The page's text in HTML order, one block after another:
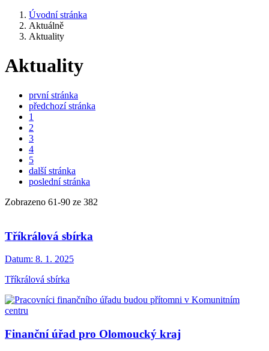
Úvodní stránka
Aktuálně
Aktuality
Aktuality
první stránka
předchozí stránka
1
2
3
4
5
další stránka
poslední stránka
Zobrazeno 61-90 ze 382
Tříkrálová sbírka
Datum: 8. 1. 2025
Tříkrálová sbírka
Finanční úřad pro Olomoucký kraj